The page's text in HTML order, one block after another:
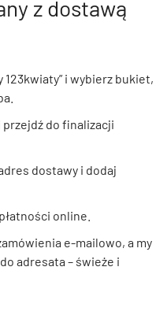
z dostawą
123kwiaty” i wybierz bukiet,
przejdź do finalizacji
dostawy i dodaj
online.
e-mailowo, a my
adresata – świeże i